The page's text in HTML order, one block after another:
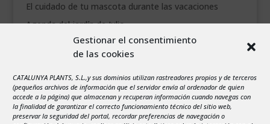
Gestionar el consentimiento
de las cookies
CATALUNYA PLANTS, S.L.,y sus dominios utilizan rastreadores propios y de terceros
(pequeños archivos de información que el servidor envía al ordenador de quien
accede a la página) que almacenan y recuperan información cuando navegas con
la finalidad de garantizar el correcto funcionamiento técnico del sitio web,
preservar la seguridad del portal, recordar preferencias de navegación o
El cuidado de tu mascota durante las vacaciones
Agenda del jardín de Julio
agosto 2026
1
2
3
4 5 6 7 8
9
10
11 12 13 14 15
16